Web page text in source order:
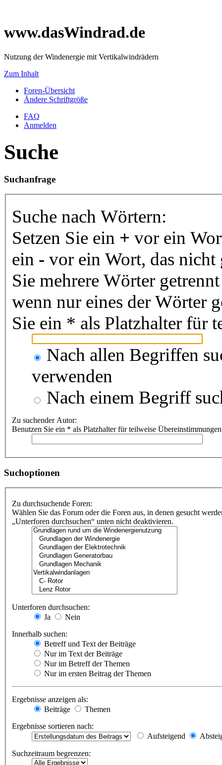
www.dasWindrad.de
Nutzung der Windenergie mit Vertikalwindrädern
Zum Inhalt
Foren-Übersicht
Ändere Schriftgröße
FAQ
Anmelden
Suche
Suchanfrage
Suche nach Wörtern:
Setzen Sie ein + vor ein
ein - vor ein Wort, das nicht
Sie mehrere Wörter
wenn nur eines der Wörter
Sie ein * als Platzhalter für
Nach allen Begriffen
verwenden
Nach einem Begriff
Zu suchender Autor:
Benutzen Sie ein * als Platzhalter für teilweise
Suchoptionen
Zu durchsuchende Foren:
Wählen Sie das Forum oder die Foren aus, in denen gesucht
„Unterforen durchsuchen“ unten nicht deaktivieren.
Unterforen durchsuchen:
Ja
Nein
Innerhalb suchen:
Betreff und Text der Beiträge
Nur im Text der Beiträge
Nur im Betreff der Themen
Nur im ersten Beitrag der Themen
Ergebnisse anzeigen als:
Beiträge
Themen
Ergebnisse sortieren nach:
Aufsteigend
Suchzeitraum begrenzen: